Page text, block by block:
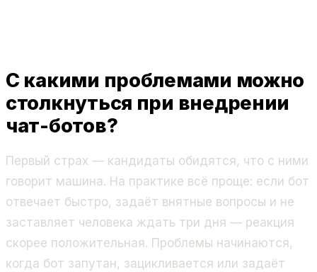
С какими проблемами можно
столкнуться при внедрении
чат-ботов?
Первый страх — кандидаты обидятся, что с ними
говорит машина. На практике всё проще: если бот
отвечает быстро, задаёт внятные вопросы и не
заставляет человека ждать три дня — реакция
скорее положительная. Проблемы начинаются,
когда бот запутан, зацикливается или задаёт